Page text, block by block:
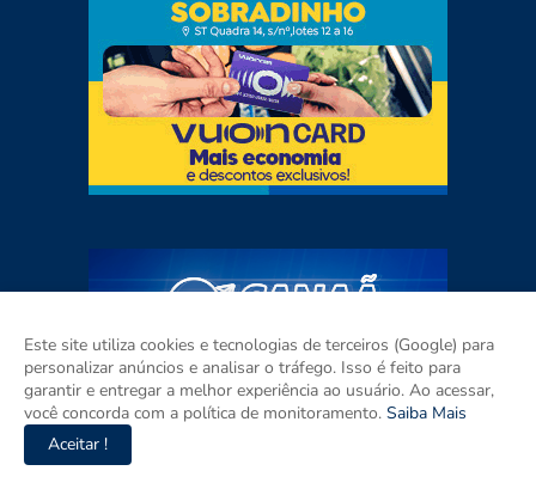
Este site utiliza cookies e tecnologias de terceiros (Google) para
personalizar anúncios e analisar o tráfego. Isso é feito para
garantir e entregar a melhor experiência ao usuário. Ao acessar,
você concorda com a política de monitoramento. Saiba Mais
Aceitar !